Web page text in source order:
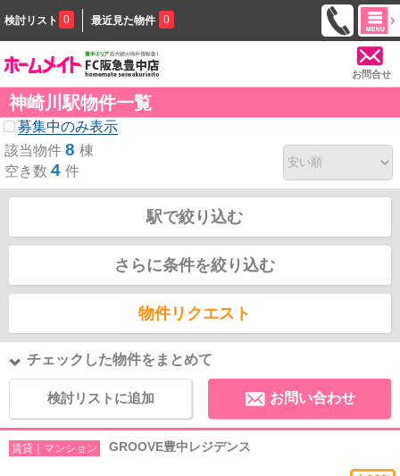
検討リスト 0 最近見た物件 0
お問合せ
神崎川駅物件一覧
募集中のみ表示
該当物件 8 棟
空き数 4 件
駅で絞り込む
さらに条件を絞り込む
物件リクエスト
チェックした物件をまとめて
検討リストに追加 お問い合わせ
賃貸｜マンション GROOVE豊中レジデンス